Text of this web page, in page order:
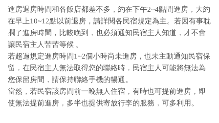
進房退房時間和各飯店都差不多，約在下午2~4點間進房，大約
在早上10~12點以前退房，請詳閱各民宿規定為主。若因有事耽
擱了進房時間，比較晚到，也必須通知民宿主人知道，才不會
讓民宿主人苦苦等候 。
若超過規定進房時間1~2個小時尚未進房，也未主動通知民宿保
留，在民宿主人無法取得您的聯絡時，民宿主人可能將無法為
您保留房間，請保持聯絡手機的暢通。
當然，若民宿該房間前一晚無人住宿，有時也可提前進房，即
使無法提前進房，多半也提供寄放行李的服務，可多利用。